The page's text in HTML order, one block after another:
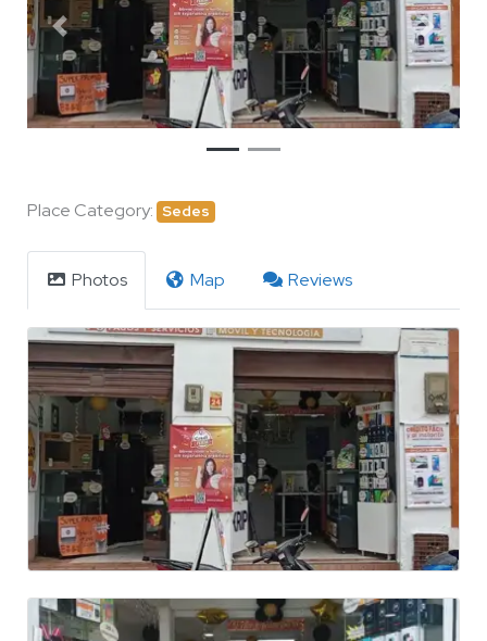
Previous Next
Place Category: Sedes
Photos Map Reviews